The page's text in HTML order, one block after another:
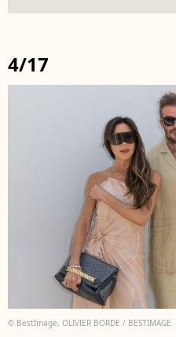
4/17
© BestImage, OLIVIER BORDE / BESTIMAGE